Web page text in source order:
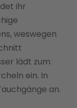
ihr
weswegen
lädt zum
ein. In
an.